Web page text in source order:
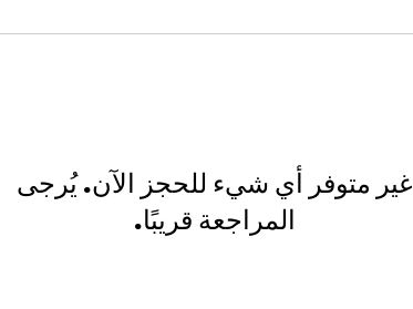
غير متوفر أي شيء للحجز الآن. يُرجى
المراجعة قريبًا.